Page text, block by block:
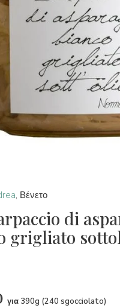
, Βένετο
di
grigliato
για 390g (240 sgocciolato)